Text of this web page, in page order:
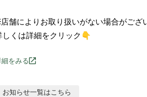
舗によりお取り扱いがない場合がござ
しくは詳細をクリック👇
をみる
お知らせ一覧はこちら